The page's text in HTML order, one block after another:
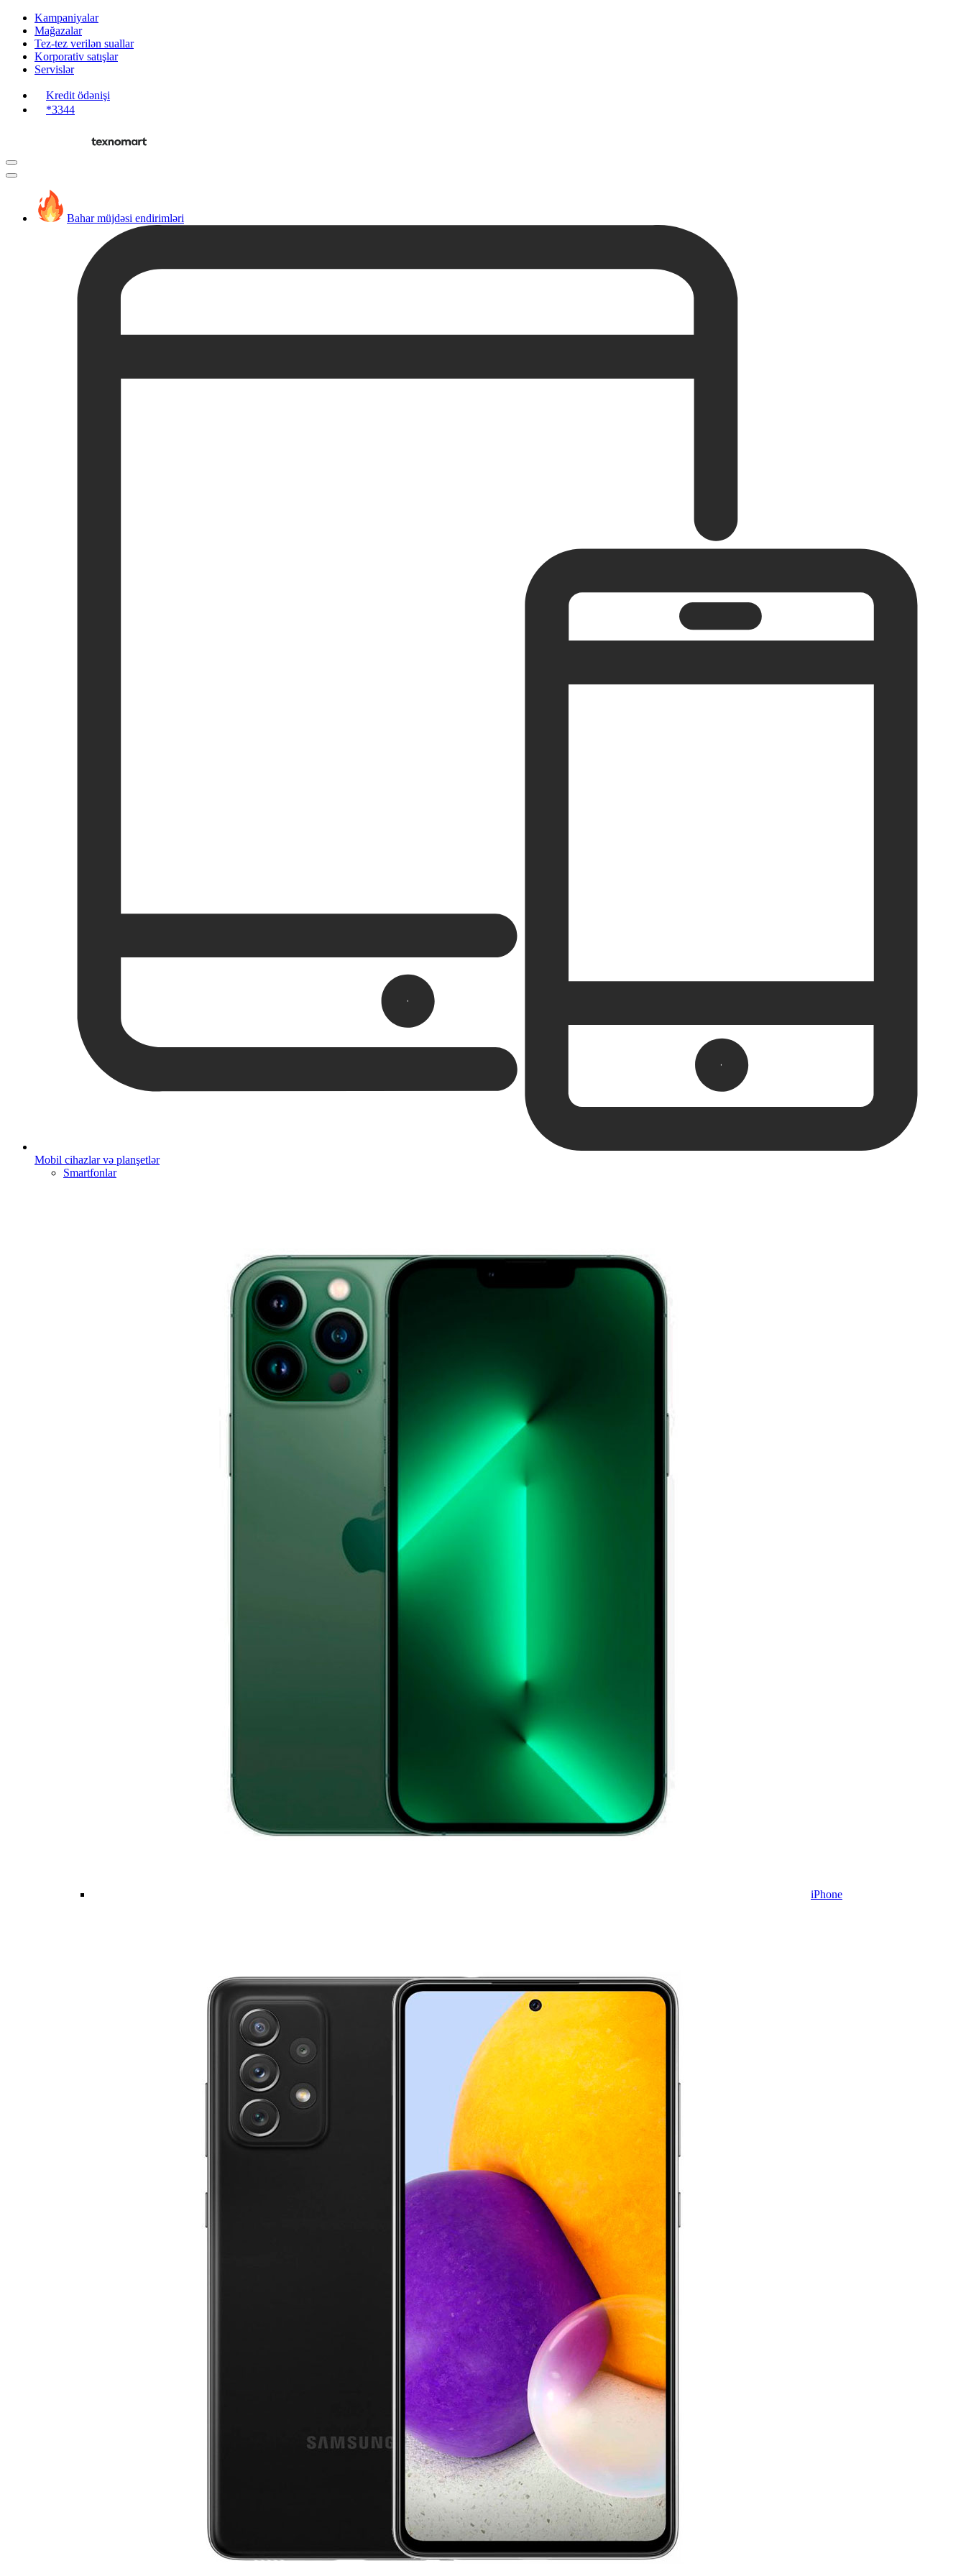
Kampaniyalar
Mağazalar
Tez-tez verilən suallar
Korporativ satışlar
Servislər
Kredit ödənişi
*3344
Bahar müjdəsi endirimləri
Mobil cihazlar və planşetlər
Smartfonlar
iPhone